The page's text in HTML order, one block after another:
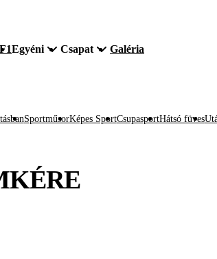
F1Egyéni Csapat Galéria
SportműsorKépes SportCsupasportHátsó füves